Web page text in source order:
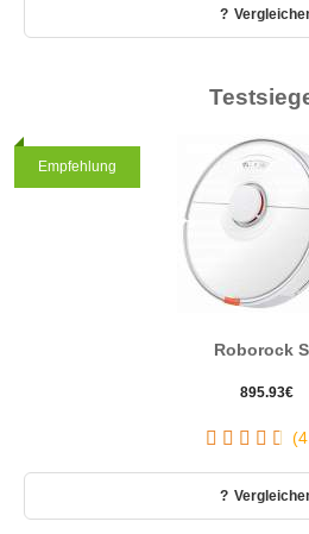
Testsieger
Empfehlung
Roborock
895.93€